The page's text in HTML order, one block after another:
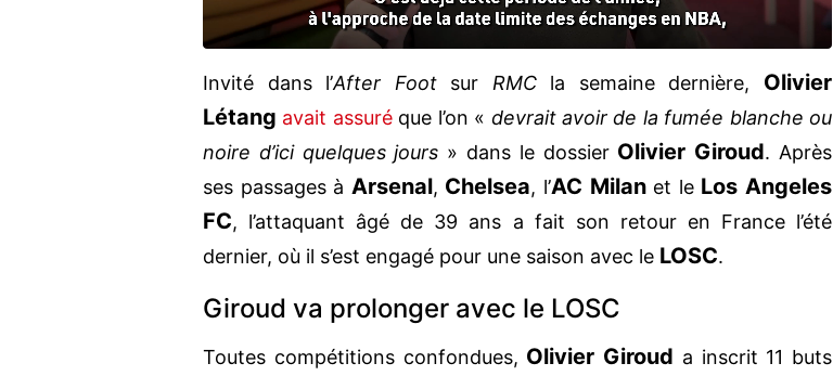
Invité dans l’After Footsur RMCla semaine dernière, Olivier
Létang avait assuréque l’on « devrait avoir de la fumée blanche ou
noire d’ici quelques jours » dans le dossier Olivier Giroud. Après
ses passages à Arsenal, Chelsea, l’AC Milanet leLos Angeles
FC, l’attaquant âgé de 39 ans a fait son retour en France l’été
dernier, où il s’est engagé pour une saison avec le LOSC.
Giroud va prolonger avec le LOSC
Toutes compétitions confondues, Olivier Giroud a inscrit 11 buts